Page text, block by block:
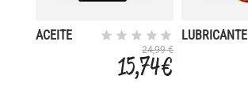
ACEITE
24,99 €
15,74 €
LUBRICANTE